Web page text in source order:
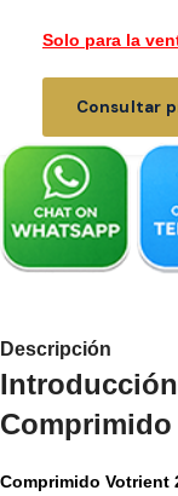
Solo para la
Consultar
Descripción
Comprimido
Comprimido Votrient